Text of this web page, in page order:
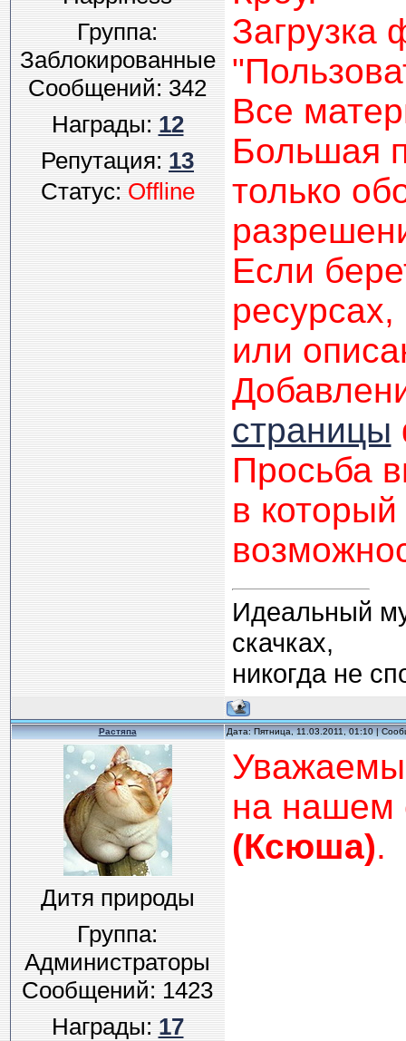
Группа:
Заблокированные
Сообщений:342
Награды:12
Репутация:13
Статус:Offline
Загрузка
Все
Большая
только
Если
или
страницы
Просьба
в
Идеальный
скачках,
никогда не
Растяпа Дата: Пятница, 11.03.2011, 01:10 |
Дитя природы
Группа:
Администраторы
Сообщений:1423
Награды:17
на нашем
(Ксюша).